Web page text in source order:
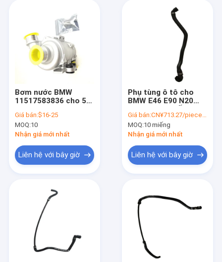
Bơm nước BMW
11517583836 cho 5
Hệ thống làm mát
Giá bán:$16-25
MOQ:10
Nhận giá mới nhất
Liên hệ với bây giờ
Phụ tùng ô tô cho
BMW E46 E90 N20
mát xe hơi Nhà máy
OE 17127624676
Giá bán:CN¥713.27/pieces 10-49 pieces
MOQ:10 miếng
Nhận giá mới nhất
Liên hệ với bây giờ